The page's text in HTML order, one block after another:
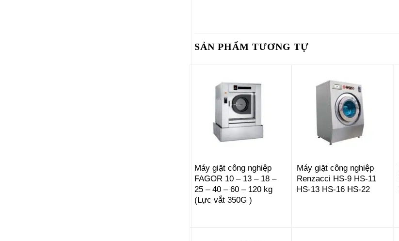
SẢN PHẨM TƯƠNG TỰ
Máy giặt công nghiệp
FAGOR 10 – 13 – 18 –
25 – 40 – 60 – 120 kg
(Lực vắt 350G )
Máy giặt công nghiệp
Renzacci HS-9 HS-11
HS-13 HS-16 HS-22